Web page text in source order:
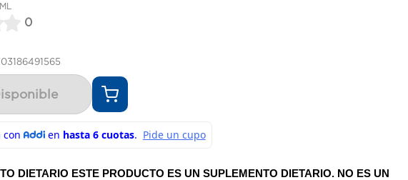
0
DIETARIO ESTE PRODUCTO ES UN SUPLEMENTO DIETARIO. NO ES UN